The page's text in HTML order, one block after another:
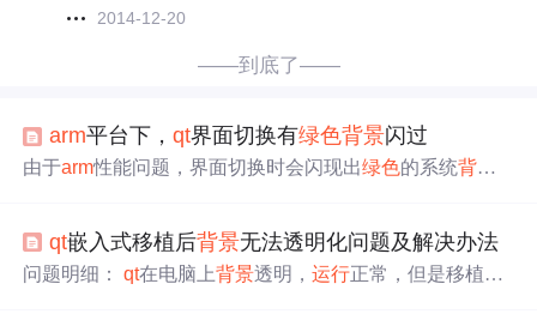
2014-12-20
——到底了——
arm平台下，qt界面切换有绿色背景闪过
由于arm性能问题，界面切换时会闪现出绿色的系统背景
切输入（按键，键盘输入）。 2.设置系统 背景和界面背景
相同或相近。 如我的 背景是蓝色-- rgb(0, 0, 127); 所以设定
qt嵌入式移植后背景无法透明化问题及解决办法
问题明细：qt在电脑上背景透明，运行正常，但是移植到